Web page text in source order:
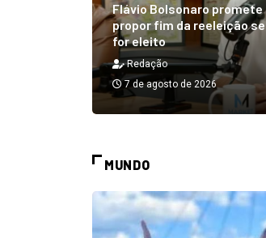
Flávio Bolsonaro promete
propor fim da reeleição se
for eleito
Redação
7 de agosto de 2026
MUNDO